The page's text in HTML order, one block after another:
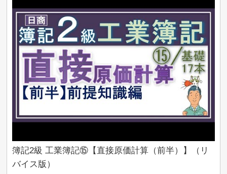
簿記2級 工業簿記⑮【直接原価計算（前半）】（リ
バイス版）